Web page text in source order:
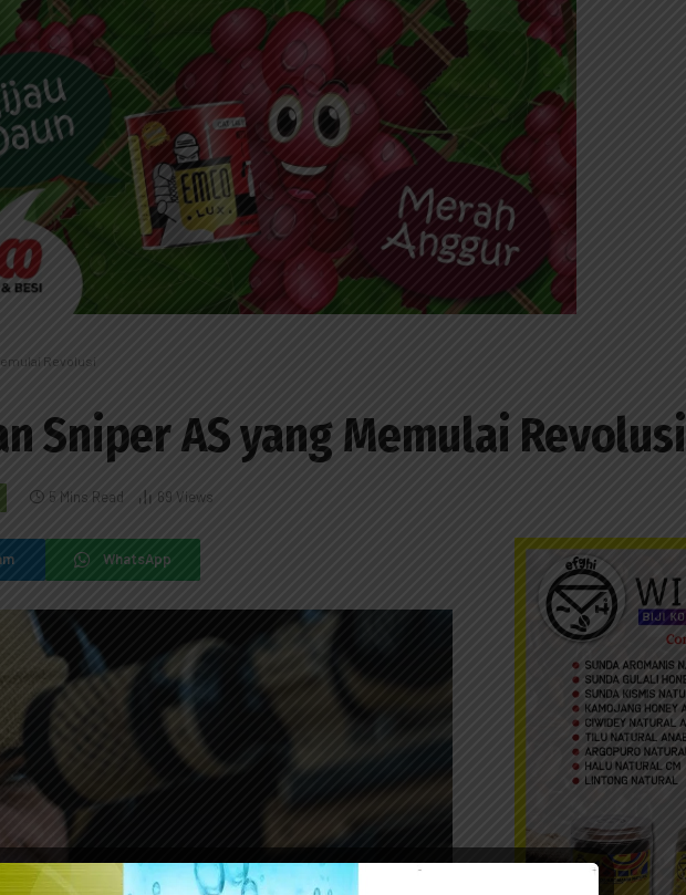
Revolusi
Sniper AS yang Memulai Revolusi
5 Mins Read 69 Views
WhatsApp